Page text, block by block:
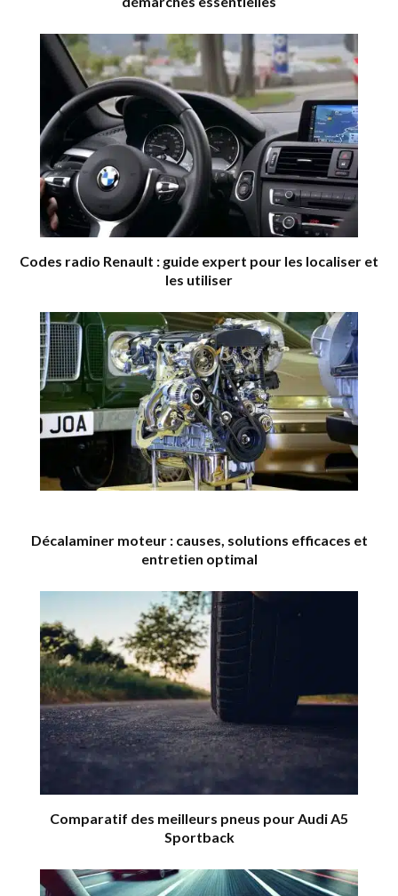
Codes radio Renault : guide expert pour les localiser et
les utiliser
Décalaminer moteur : causes, solutions efficaces et
entretien optimal
Comparatif des meilleurs pneus pour Audi A5
Sportback